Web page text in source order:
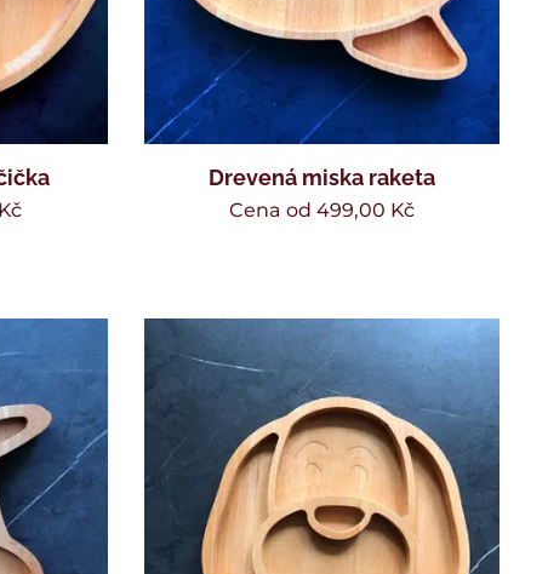
Kč
Drevená miska raketa
Cena od 499,00 Kč